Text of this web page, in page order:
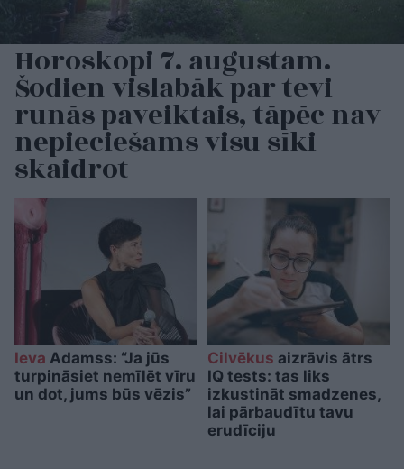
Horoskopi 7. augustam.
Šodien vislabāk par tevi
runās paveiktais, tāpēc nav
nepieciešams visu sīki
skaidrot
Ieva Adamss: “Ja jūs
turpināsiet nemīlēt vīru
un dot, jums būs vēzis”
Cilvēkus aizrāvis ātrs
IQ tests: tas liks
izkustināt smadzenes,
lai pārbaudītu tavu
erudīciju